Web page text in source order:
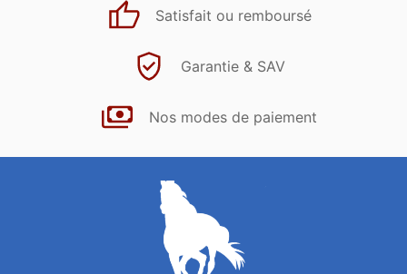
Satisfait ou remboursé
Garantie & SAV
Nos modes de paiement